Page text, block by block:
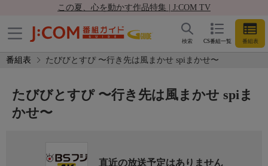
この夏、心を動かす作品特集 | J:COM TV
CS番組一覧 番組表
検索
番組表 たびびとすぴ 〜行き先は風まかせ spiまかせ〜
たびびとすぴ 〜行き先は風まかせ spiま
かせ〜
直近の放送予定はありません